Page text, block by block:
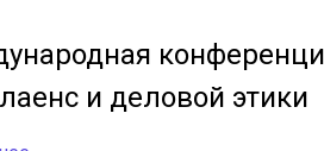
и деловой этики